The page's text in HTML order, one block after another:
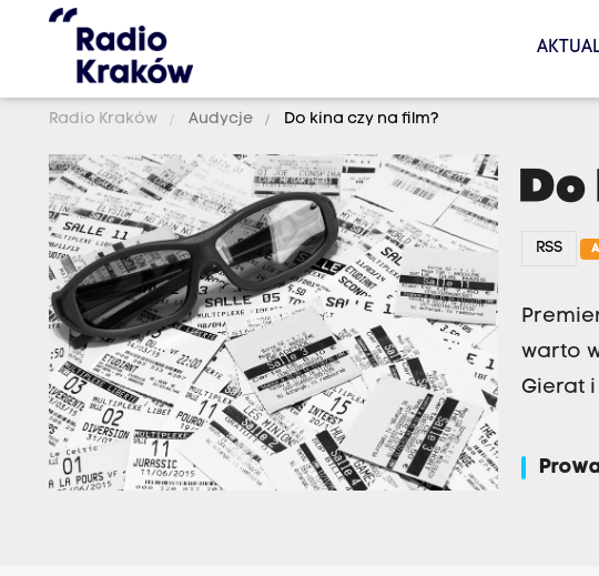
Radio Kraków Audycje Do kina czy na film?
Do
RSS
warto
Gierat